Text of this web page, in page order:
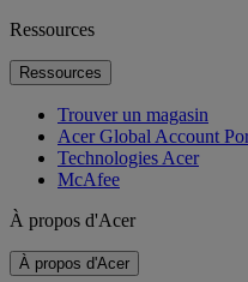
Ressources
Ressources
Trouver un magasin
Acer Global Account
Technologies Acer
McAfee
À propos d'Acer
À propos d'Acer